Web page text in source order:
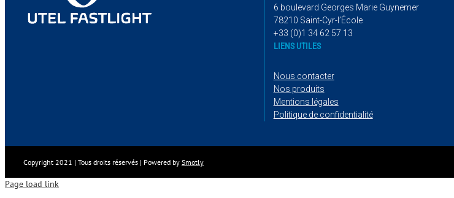
6 boulevard Georges Marie Guynemer
78210 Saint-Cyr-l’École
+33 (0)1 34 62 57 13
LIENS UTILES
Nous contacter
Nos produits
Mentions légales
Politique de confidentialité
Copyright 2021 | Tous droits réservés | Powered by Smotly
Page load link